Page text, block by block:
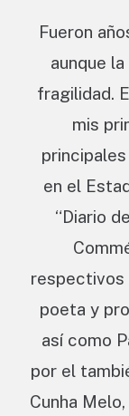
Fueron
aunque
fragilidad.
mis
en el
“Diario
respectivos
poeta y
así como
por el
Cunha